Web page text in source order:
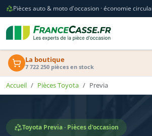
Pièces auto & moto d'occasion · économie
La boutique
7 722 250 pièces en stock
Accueil Pièces Toyota Previa
Toyota Previa · Pièces d'occasion